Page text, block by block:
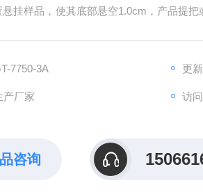
挂样品，使其底部悬空1.0cm，产品提
，其中双提把应水平并悬挂在挂架上，不
7750-3A
更
产厂家 访
咨询